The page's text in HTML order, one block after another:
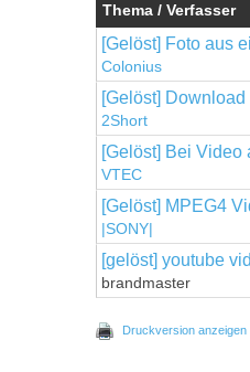
Thema / Verfasser
[Gelöst] Foto aus
Colonius
[Gelöst]
2Short
[Gelöst] Bei Video
VTEC
[Gelöst] MPEG4
|SONY|
[gelöst] youtube
brandmaster
Druckversion anzeigen